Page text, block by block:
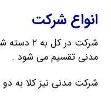
انواع شرکت
شرکت در
مدنی تقسیم می شود .
شرکت مدنی نیز کلا به